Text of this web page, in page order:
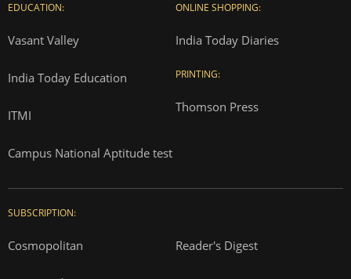
EDUCATION:
Vasant Valley
India Today Education
ITMI
Campus National Aptitude test
ONLINE SHOPPING:
India Today Diaries
PRINTING:
Thomson Press
SUBSCRIPTION:
Cosmopolitan Reader's Digest